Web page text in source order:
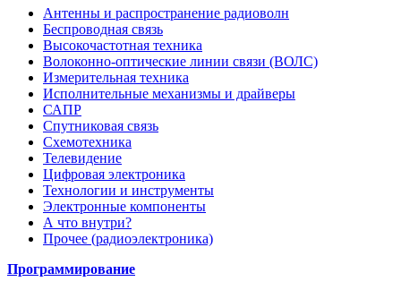
Антенны и распространение радиоволн
Беспроводная связь
Высокочастотная техника
Волоконно-оптические линии связи (ВОЛС)
Измерительная техника
Исполнительные механизмы и драйверы
САПР
Спутниковая связь
Схемотехника
Телевидение
Цифровая электроника
Технологии и инструменты
Электронные компоненты
А что внутри?
Прочее (радиоэлектроника)
Программирование